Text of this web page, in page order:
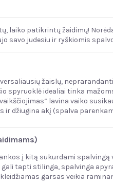
laiko patikrintų žaidimų!
savo judesiu ir ryškiomis
žaislų,
spyruoklė idealiai tinka
lavina vaiko
ir džiugina akį (spalva
į kitą sukurdami
tapti stilinga, spalvinga
garsas veikia